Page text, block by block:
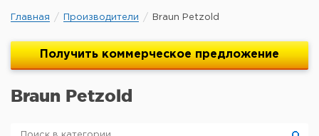
Главная Производители Braun Petzold
Получить коммерческое предложение
Braun Petzold